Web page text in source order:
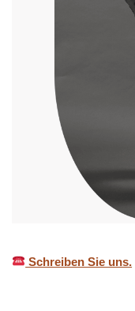
Schreiben Sie uns.